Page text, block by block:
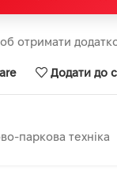
отримати
Додати до
паркова техніка